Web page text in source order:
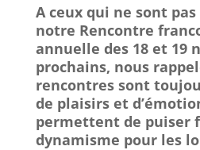
A ceux qui ne sont
notre Rencontre
annuelle des 18 et 19
prochains, nous
rencontres sont
de plaisirs et
permettent de puiser
dynamisme pour les